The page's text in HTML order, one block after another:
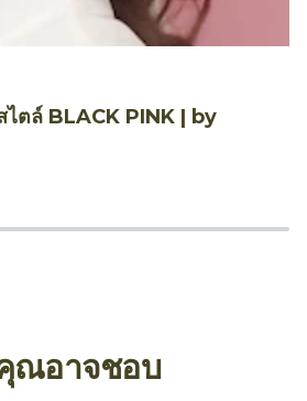
ไตล์ BLACK PINK | by
อาจชอบ